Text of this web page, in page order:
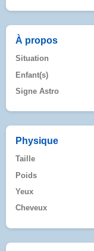
À propos
Situation
Enfant(s)
Signe Astro
Physique
Taille
Poids
Yeux
Cheveux